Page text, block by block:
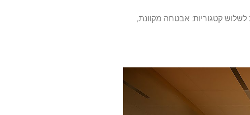
קטגוריות: אבטחה מקוונת,